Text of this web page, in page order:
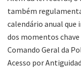
também
calendário anual que
dos momentos
Comando Geral da
Acesso por